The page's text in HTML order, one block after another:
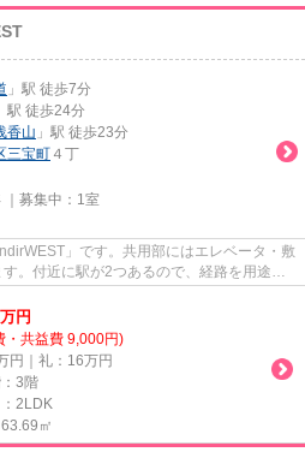
」駅 徒歩7分
駅 徒歩24分
香山 」駅 徒歩23分
三宝町 ４丁
募集中： 1室
」です。共用部にはエレベータ・敷
。付近に駅が2つあるので、経路を用途や
万円
・共益費 9,000円)
円｜礼：16万円
3階
2LDK
㎡